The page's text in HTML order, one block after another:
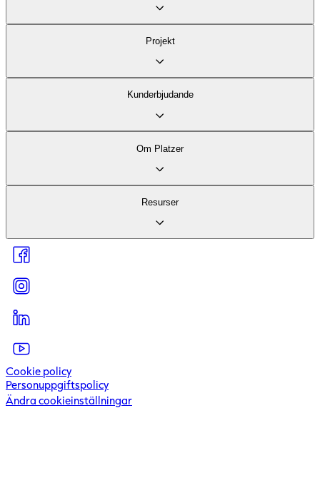
Fastigheter
Projekt
Stadsutveckling
Kund­erbjudande
Vårt kontorserbjudande
Vårt logistikerbjudande
Om Platzer
Hållbarhet
Resurser
Cookie policy
Personuppgiftspolicy
Ändra cookieinställningar